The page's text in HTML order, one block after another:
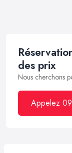
des prix
Nous cherchons
Appelez